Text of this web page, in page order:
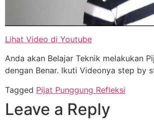
Lihat Video di Youtube
Anda akan Belajar Teknik melakukan
dengan Benar. Ikuti Videonya step by
Tagged Pijat Punggung Refleksi
Leave a Reply